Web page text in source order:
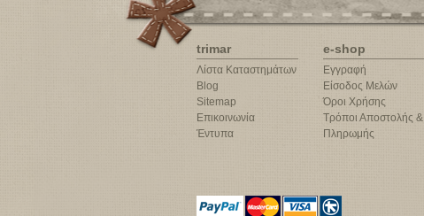
trimar
Λίστα Καταστημάτων
Blog
Sitemap
Επικοινωνία
Έντυπα
e-shop
Εγγραφή
Είσοδος Μελών
Όροι Χρήσης
Τρόποι Αποστολής &
Πληρωμής